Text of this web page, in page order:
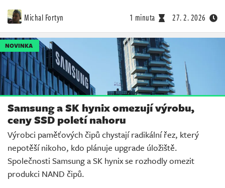
Michal Fortyn 1 minuta 27. 2. 2026
NOVINKA
Samsung a SK hynix omezují výrobu,
ceny SSD poletí nahoru
Výrobci paměťových čipů chystají radikální řez, který
nepotěší nikoho, kdo plánuje upgrade úložiště.
Společnosti Samsung a SK hynix se rozhodly omezit
produkci NAND čipů.